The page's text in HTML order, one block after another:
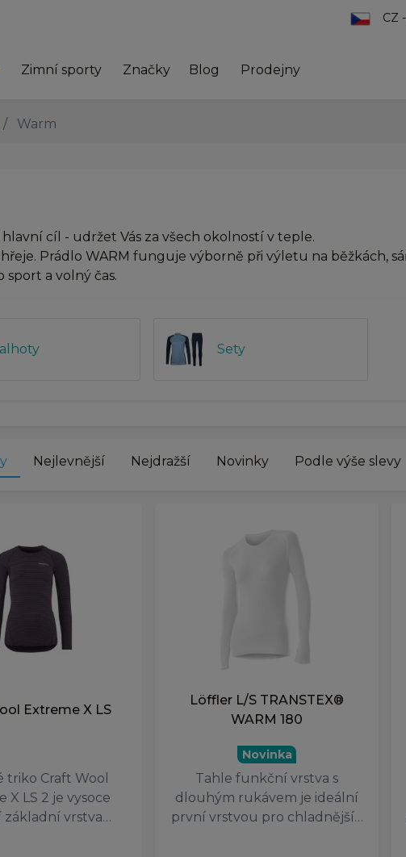
CZ
Zimní sporty Značky Blog Prodejny
Warm
cíl - udržet Vás za všech okolností v teple.
Prádlo WARM funguje výborně při výletu na běžkách,
a volný čas.
Sety
Nejlevnější Nejdražší Novinky Podle výše slevy
Extreme X LS
triko Craft Wool
X LS 2 je vysoce
vrstva…
Löffler L/S TRANSTEX®
WARM 180
Novinka
Tahle funkční vrstva s
dlouhým rukávem je ideální
první vrstvou pro chladnější…